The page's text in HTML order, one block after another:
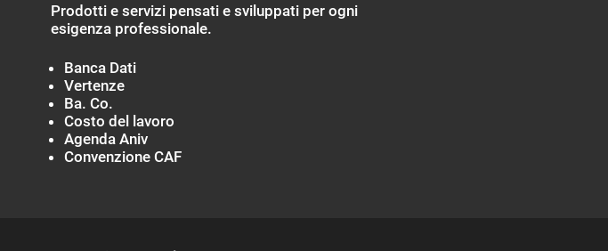
Prodotti e servizi pensati e sviluppati per ogni
esigenza professionale.
Banca Dati
Vertenze
Ba. Co.
Costo del lavoro
Agenda Aniv
Convenzione CAF